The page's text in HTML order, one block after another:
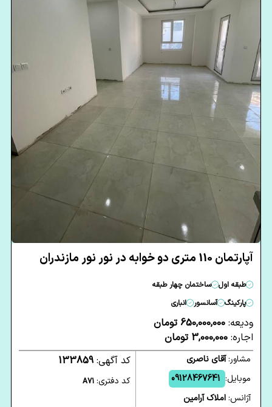
آپارتمان 110 متری دو خوابه در نور نور مازندران
طبقه اول
ساختمان چهار طبقه
پارکینگ
آسانسور انباری
ودیعه: 650,000,000 تومان
اجاره: 3,000,000 تومان
مشاور:آقای ناصری
موبایل: 09128467641
آژانس:املاک آرامین
کد آگهی:133859
کد دفتری: A71